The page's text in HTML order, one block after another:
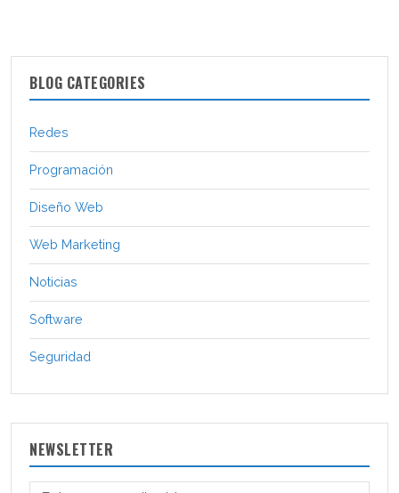
BLOG CATEGORIES
Redes
Programación
Diseño Web
Web Marketing
Noticias
Software
Seguridad
NEWSLETTER